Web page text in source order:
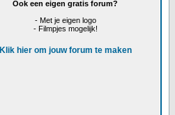
Ook een eigen gratis forum?
- Met je eigen logo
- Filmpjes mogelijk!
Klik hier om jouw forum te maken